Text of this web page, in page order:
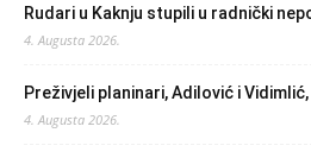
Rudari u Kaknju stupili u radnički
4. Augusta 2026.
Preživjeli planinari, Adilović i
4. Augusta 2026.